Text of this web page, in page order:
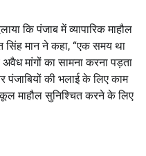
कि पंजाब में व्यापारिक माहौल
सिंह मान ने कहा, “एक समय था
मांगों का सामना करना पड़ता
की भलाई के लिए काम
माहौल सुनिश्चित करने के लिए